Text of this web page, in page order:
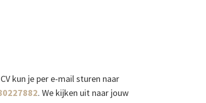
kun je per e-mail sturen naar
. We kijken uit naar jouw